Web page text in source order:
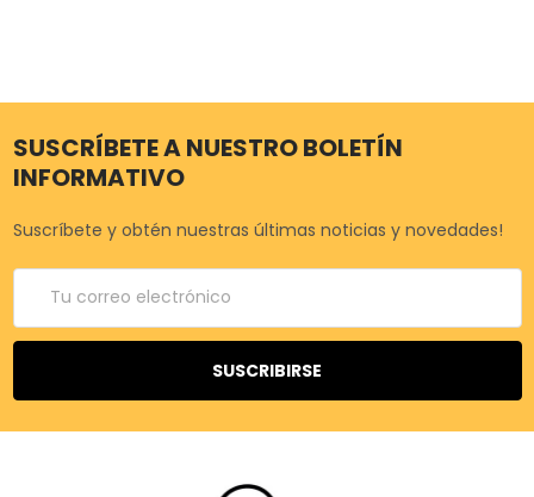
SUSCRÍBETE A NUESTRO BOLETÍN
INFORMATIVO
Suscríbete y obtén nuestras últimas noticias y novedades!
Correo
electrónico